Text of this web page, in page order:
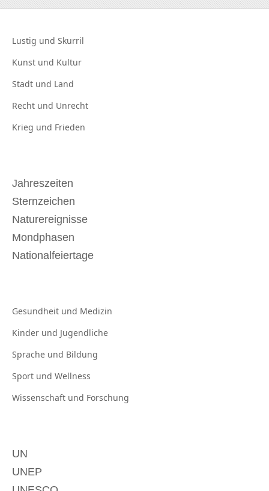
Lustig und Skurril
Kunst und Kultur
Stadt und Land
Recht und Unrecht
Krieg und Frieden
Jahreszeiten
Sternzeichen
Naturereignisse
Mondphasen
Nationalfeiertage
Gesundheit und Medizin
Kinder und Jugendliche
Sprache und Bildung
Sport und Wellness
Wissenschaft und Forschung
UN
UNEP